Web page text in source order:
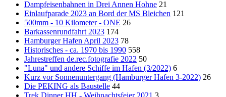
Dampfeisenbahnen in Drei Annen Hohne 21
Einlaufparade 2023 an Bord der MS Bleichen 121
500mm - 10 Kilometer - ONE 26
Barkassenrundfahrt 2023 174
Hamburger Hafen April 2023 78
Historisches - ca. 1970 bis 1990 558
Jahrestreffen de.rec.fotografie 2022 50
"Luna" und andere Schiffe im Hafen (3/2022) 6
Kurz vor Sonnenuntergang (Hamburger Hafen 3-2022) 26
Die PEKING als Baustelle 44